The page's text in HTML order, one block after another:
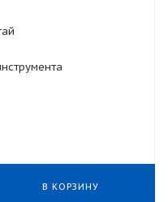
В КОРЗИНУ